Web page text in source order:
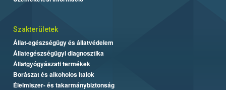
Szakterületek
Állat-egészségügy és állatvédelem
Állategészségügyi diagnosztika
Állatgyógyászati termékek
Borászat és alkoholos italok
Élelmiszer- és takarmánybiztonság